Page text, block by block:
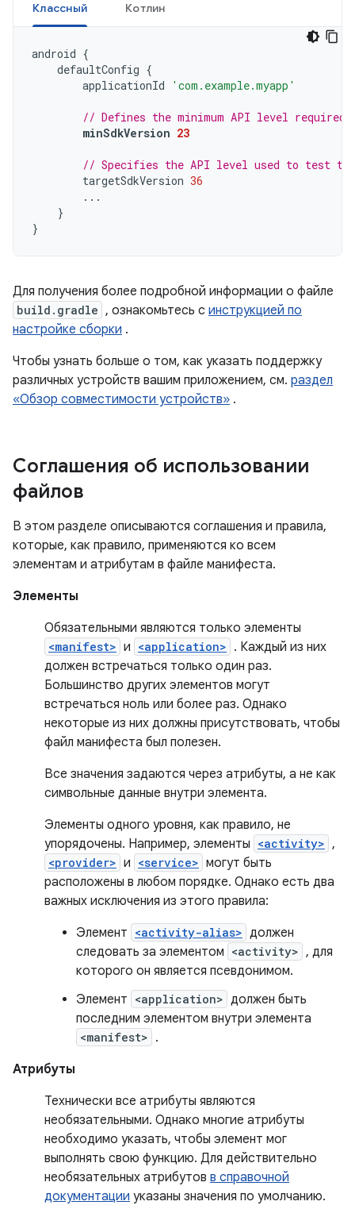
Классный Котлин
android {
defaultConfig {
applicationId
'com.example.myapp'
// Defines the minimum API level required
minSdkVersion 23
// Specifies the API level used to test
targetSdkVersion 36
...
}
}
Для получения более подробной информации о файле
build.gradle , ознакомьтесь с инструкцией по
настройке сборки .
Чтобы узнать больше о том, как указать поддержку
различных устройств вашим приложением, см. раздел
«Обзор совместимости устройств» .
Соглашения об использовании
файлов
В этом разделе описываются соглашения и правила,
которые, как правило, применяются ко всем
элементам и атрибутам в файле манифеста.
Элементы
Обязательными являются только элементы
<manifest> и <application> . Каждый из них
должен встречаться только один раз.
Большинство других элементов могут
встречаться ноль или более раз. Однако
некоторые из них должны присутствовать, чтобы
файл манифеста был полезен.
Все значения задаются через атрибуты, а не как
символьные данные внутри элемента.
Элементы одного уровня, как правило, не
упорядочены. Например, элементы <activity> ,
<provider> и <service> могут быть
расположены в любом порядке. Однако есть два
важных исключения из этого правила:
Элемент <activity-alias> должен
следовать за элементом <activity> , для
которого он является псевдонимом.
Элемент <application> должен быть
последним элементом внутри элемента
<manifest> .
Атрибуты
Технически все атрибуты являются
необязательными. Однако многие атрибуты
необходимо указать, чтобы элемент мог
выполнять свою функцию. Для действительно
необязательных атрибутов в справочной
документации указаны значения по умолчанию.